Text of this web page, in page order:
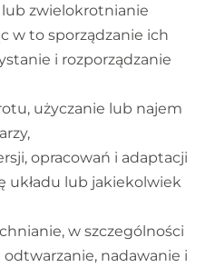
zwielokrotnianie
w to sporządzanie ich
i rozporządzanie
użyczanie lub najem
opracowań i adaptacji
układu lub jakiekolwiek
w szczególności
nadawanie i